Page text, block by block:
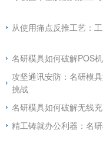
从使用痛点反推工艺：
名研模具如何破解POS
攻坚通讯安防：名研模
挑战
名研模具如何破解无线
精工铸就办公利器：名